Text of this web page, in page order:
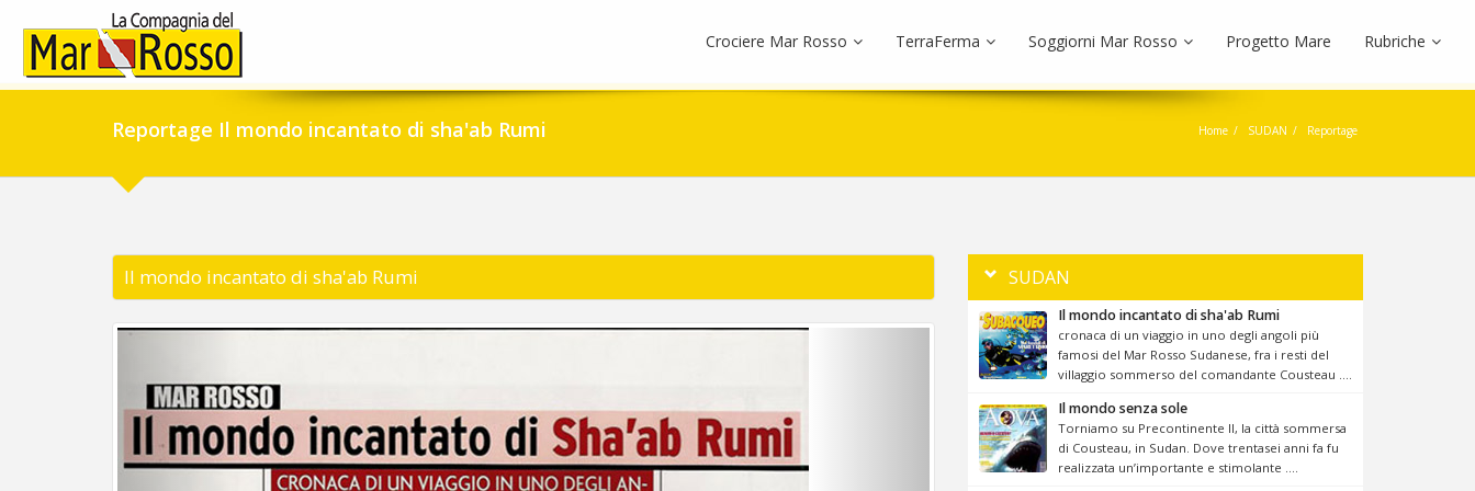
Crociere Mar Rosso TerraFerma Soggiorni Mar Rosso Progetto Mare Rubriche
Reportage Il mondo incantato di sha'ab Rumi Home SUDAN Reportage
Il mondo incantato di sha'ab Rumi SUDAN
Il mondo incantato di sha'ab Rumi
cronaca di un viaggio in uno degli angoli più
famosi del Mar Rosso Sudanese, fra i resti del
villaggio sommerso del comandante Cousteau ....
Il mondo senza sole
Torniamo su Precontinente II, la città sommersa
di Cousteau, in Sudan. Dove trentasei anni fa fu
realizzata un’importante e stimolante ....